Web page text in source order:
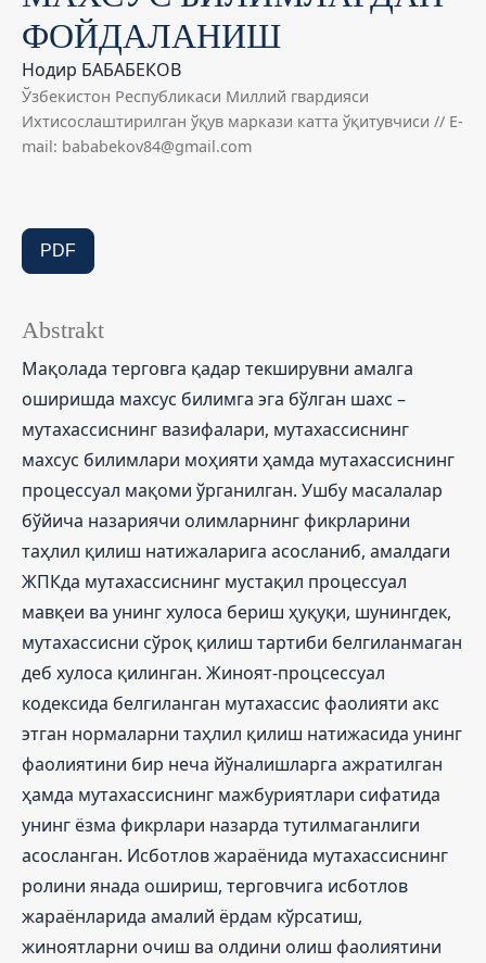
ФОЙДАЛАНИШ
Нодир БАБАБЕКОВ
Ўзбекистон Республикаси Миллий гвардияси
Ихтисослаштирилган ўқув маркази катта ўқитувчиси // E-
mail: bababekov84@gmail.com
PDF
Abstrakt
Мақолада терговга қадар текширувни амалга
оширишда махсус билимга эга бўлган шахс –
мутахассиснинг вазифалари, мутахассиснинг
махсус билимлари моҳияти ҳамда мутахассиснинг
процессуал мақоми ўрганилган. Ушбу масалалар
бўйича назариячи олимларнинг фикрларини
таҳлил қилиш натижаларига асосланиб, амалдаги
ЖПКда мутахассиснинг мустақил процессуал
мавқеи ва унинг хулоса бериш ҳуқуқи, шунингдек,
мутахассисни сўроқ қилиш тартиби белгиланмаган
деб хулоса қилинган. Жиноят-процсессуал
кодексида белгиланган мутахассис фаолияти акс
этган нормаларни таҳлил қилиш натижасида унинг
фаолиятини бир неча йўналишларга ажратилган
ҳамда мутахассиснинг мажбуриятлари сифатида
унинг ёзма фикрлари назарда тутилмаганлиги
асосланган. Исботлов жараёнида мутахассиснинг
ролини янада ошириш, терговчига исботлов
жараёнларида амалий ёрдам кўрсатиш,
жиноятларни очиш ва олдини олиш фаолиятини